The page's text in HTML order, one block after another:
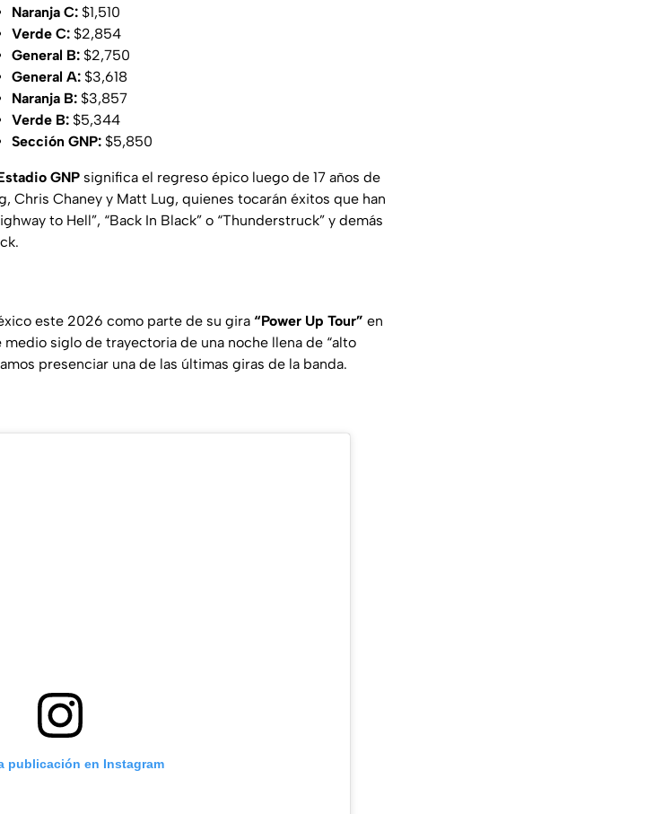
Naranja C:$1,510
Verde C:$2,854
General B:$2,750
General A:$3,618
Naranja B:$3,857
Verde B:$5,344
Sección GNP:$5,850
GNP significa el regreso épico luego de 17 años de
Chris Chaney y Matt Lug, quienes tocarán éxitos que han
to Hell”, “Back In Black” o “Thunderstruck” y demás
este 2026 como parte de su gira “Power Up Tour” en
siglo de trayectoria de una noche llena de “alto
presenciar una de las últimas giras de la banda.
publicación en Instagram